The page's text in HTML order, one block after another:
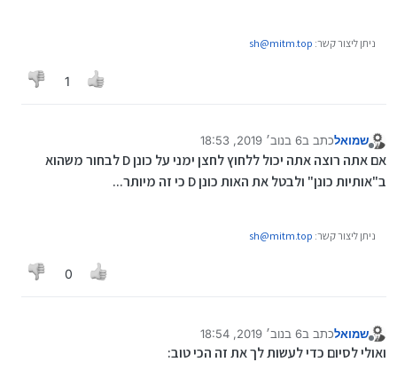
ניתן ליצור קשר: sh@mitm.top
1
מנותק
שמואלכתב ב6 בנוב׳ 2019, 18:53
נערך לאחרונה על ידי
אם אתה רוצה אתה יכול ללחוץ לחצן ימני על כונן D לבחור משהוא
ב"אותיות כונן" ולבטל את האות כונן D כי זה מיותר...
ניתן ליצור קשר: sh@mitm.top
0
מנותק
שמואלכתב ב6 בנוב׳ 2019, 18:54
נערך לאחרונה על ידי
ואולי לסיום כדי לעשות לך את זה הכי טוב: